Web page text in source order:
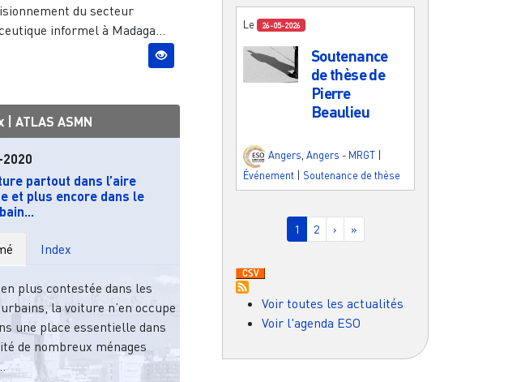
du secteur
informel à Madaga...
| ATLAS ASMN
partout dans l’aire
et plus encore dans le
Index
plus contestée dans les
la voiture n’en occupe
une place essentielle dans
de nombreux ménages
Le 26-05-2026
Soutenance
de thèse de
Pierre
Beaulieu
Angers, Angers - MRGT
Événement
Soutenance de thèse
Pagination
Page courante
1 Page
2 Page suivante
› Dernière page
»
Voir toutes les actualités
Voir l'agenda ESO